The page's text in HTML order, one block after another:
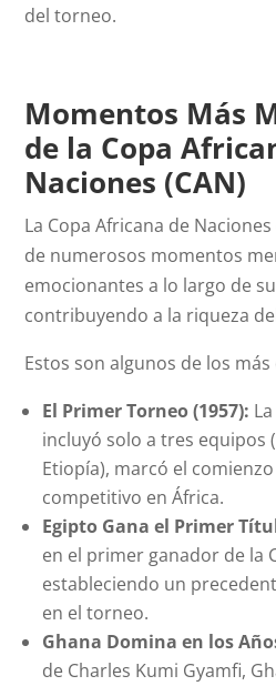
del torneo.
Momentos Más
de la Copa
Naciones (CAN)
La Copa Africana de
de numerosos momentos
emocionantes a lo largo de
contribuyendo a la riqueza
Estos son algunos de los
El Primer Torneo (1957):
incluyó solo a tres equipos
Etiopía), marcó el
competitivo en África.
Egipto Gana el Primer
en el primer ganador de la
estableciendo un
en el torneo.
Ghana Domina en los
de Charles Kumi Gyamfi,